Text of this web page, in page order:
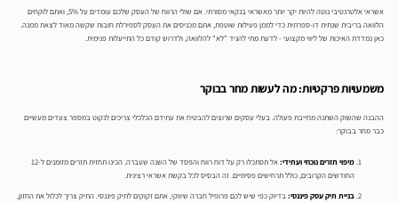
אשראי אלטרנטיבי נוטה להיות יקר יותר מאשראי בנקאי מסורתי. אם שולי הרווח של העסק שלכם עומדים על 5%, ואתם לוקחים
הלוואה בריבית שנתית דו-ספרתית כדי לממן פעילות שוטפת, אתם מכניסים את העסק לספירלת חובות שקשה מאוד לצאת ממנה.
כאן נמדדת האיכות של ליווי מקצועי - לדעת מתי להגיד "לא" להלוואה, ולדרוש קודם כל התייעלות פנימית.
משמעויות פרקטיות: מה לעשות מחר בבוקר
ההבנה שהשוק השתנה מחייבת פעולה. בעלי עסקים שרוצים להבטיח את עתידם הכלכלי צריכים לנקוט במספר צעדים מעשיים
כבר מחר בבוקר:
מיפוי תזרים נוכחי ועתידי:
אל תסתכלו רק על דוח רווח והפסד של השנה שעברה. הכינו תחזית תזרים מזומנים ל-12
החודשים הקרובים, כולל תרחישים פסימיים. זה הבסיס לכל בקשת אשראי רצינית.
בניית תיק עסק פיננסי:בדיוק כפי שיש לכם פרופיל חברה שיווקי, אתם זקוקים לתיק פיננסי. התיק צריך לכלול את החזון,